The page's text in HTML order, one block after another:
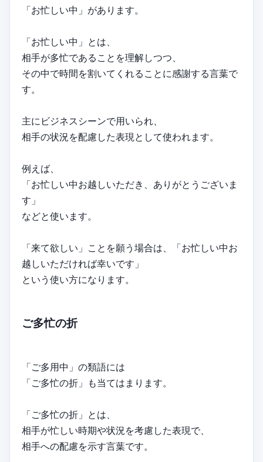
「お忙しい中」があります。
「お忙しい中」とは、
相手が多忙であることを理解しつつ、
その中で時間を割いてくれることに感謝する言葉で
す。
主にビジネスシーンで用いられ、
相手の状況を配慮した表現として使われます。
例えば、
「お忙しい中お越しいただき、ありがとうございま
す」
などと使います。
「来て欲しい」ことを願う場合は、「お忙しい中お
越しいただければ幸いです」
という使い方になります。
ご多忙の折
「ご多用中」の類語には
「ご多忙の折」も当てはまります。
「ご多忙の折」とは、
相手が忙しい時期や状況を考慮した表現で、
相手への配慮を示す言葉です。